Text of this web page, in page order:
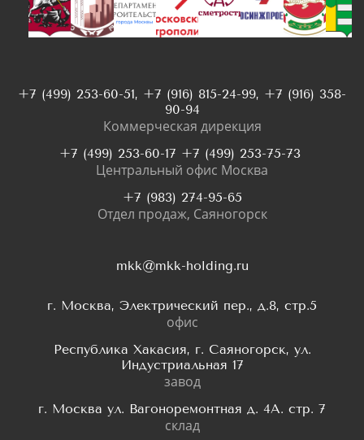
+7 (499) 253-60-51, +7 (916) 815-24-99, +7 (916) 358-
90-94
Коммерческая дирекция
+7 (499) 253-60-17 +7 (499) 253-75-73
Центральный офис Москва
+7 (983) 274-95-65
Отдел продаж, Саяногорск
mkk@mkk-holding.ru
г. Москва, Электрический пер., д.8, стр.5
офис
Республика Хакасия, г. Саяногорск, ул.
Индустриальная 17
завод
г. Москва ул. Вагоноремонтная д. 4А. стр. 7
склад